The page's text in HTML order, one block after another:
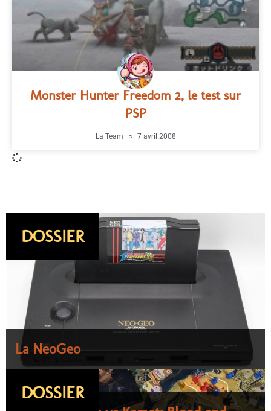
Monster Hunter Freedom 2, le test sur
PSP
La Team 7 avril 2008
DOSSIER
La NeoGeo
DOSSIER